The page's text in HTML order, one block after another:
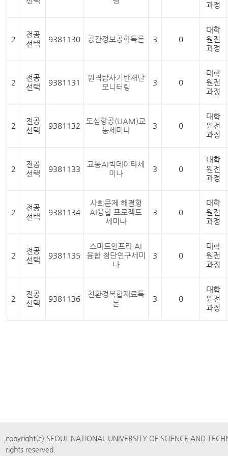
과정
2
전공
선택
9381130 공간정보공학특론 3 0
대학
원전
과정
2
전공
선택
9381131
원격탐사기반재난
모니터링
3 0
대학
원전
과정
2
전공
선택
9381132
도심항공(UAM)교
통세미나
3 0
대학
원전
과정
2
전공
선택
9381133
교통AI빅데이타세
미나
3 0
대학
원전
과정
2
전공
선택
9381134
사회문제 해결형
AI융합 프로젝트
세미나
3 0
대학
원전
과정
2
전공
선택
9381135
스마트인프라 AI
융합 첨단연구세미
나
3 0
대학
원전
과정
2
전공
선택
9381136
친환경복합재료특
론
3 0
대학
원전
과정
copyright(c) SEOUL NATIONAL UNIVERSITY OF SCIENCE AND
rights reserved.